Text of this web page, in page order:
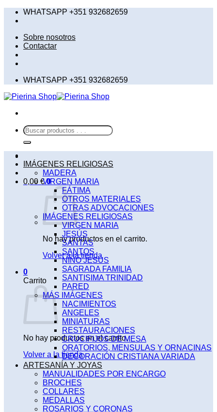
SaltarWHATSAPP +351 932682659
Sobre nosotros
Contactar
WHATSAPP +351 932682659
Buscar
por:
0,00 € 0
No hay productos en el carrito.
Volver a la tienda
0
Carrito
No hay productos en el carrito.
Volver a la tienda
IMÁGENES RELIGIOSAS
MADERA
VIRGEN MARIA
FÁTIMA
OTROS MATERIALES
OTRAS ADVOCACIONES
IMÁGENES RELIGIOSAS
VIRGEN MARIA
JESÚS
SANTAS
SANTOS
NIÑO JESÚS
SAGRADA FAMILIA
SANTISIMA TRINIDAD
PARED
MÁS IMÁGENES
NACIMIENTOS
ANGELES
MINIATURAS
RESTAURACIONES
CRUCIFIJOS DE MESA
ORATORIOS, MENSULAS Y ORNACINAS
DECORACIÓN CRISTIANA VARIADA
ARTESANÍA Y JOYAS
MANUALIDADES POR ENCARGO
BROCHES
COLLARES
MEDALLAS
ROSARIOS Y CORONAS